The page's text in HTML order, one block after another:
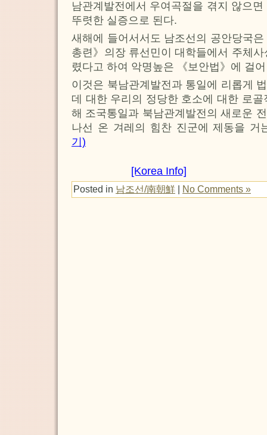
남관계발전에서 우여곡절을 겪지 않으
뚜렷한 실증으로 된다.
새해에 들어서서도 남조선의 공안당국
총련》의장 류선민이 대학들에서 주체
렸다고 하여 악명높은 《보안법》에 걸
이것은 북남관계발전과 통일에 리롭게
데 대한 우리의 정당한 호소에 대한 로
해 조국통일과 북남관계발전의 새로운
나선 온 겨레의 힘찬 진군에 제동을 거
기)
[Korea Info]
Posted in 남조선/南朝鮮 | No Comments »